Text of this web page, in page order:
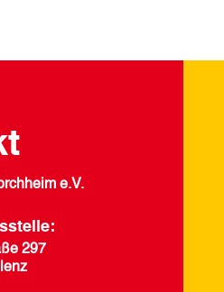
e.V.
297